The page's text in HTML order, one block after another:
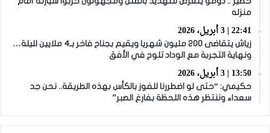
منزله
22:41 | 3 أبريل، 2026
زياش يتقاضى 200 مليون شهريا ويقيم بجناح فاخر بـ4 ملايين لليلة…
ونهاية التجربة مع الوداد تلوح في الأفق
13:50 | 3 أبريل، 2026
حكيمي: “حتى لو اضطررنا للفوز بالكأس بهذه الطريقة.. نحن جد
سعداء وننتظر هذه اللحظة بفارغ الصبر”